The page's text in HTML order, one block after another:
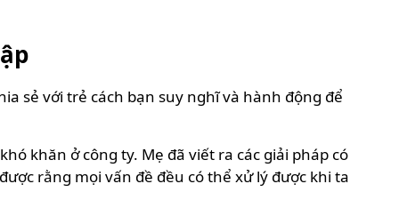
sẻ với trẻ cách bạn suy nghĩ và hành động để
khăn ở công ty. Mẹ đã viết ra các giải pháp có
rằng mọi vấn đề đều có thể xử lý được khi ta